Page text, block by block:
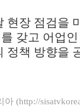
현장 점검을
갖고 어업
정책 방향을
(http://